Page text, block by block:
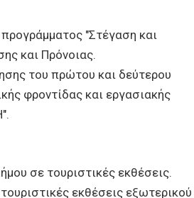
"Στέγαση και
και Πρόνοιας.
του πρώτου και δεύτερου
φροντίδας και εργασιακής
σε τουριστικές εκθέσεις.
εκθέσεις εξωτερικού